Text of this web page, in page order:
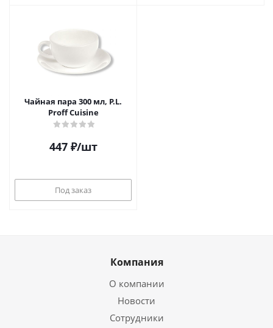
Чайная пара 300 мл, P.L.
Proff Cuisine
447₽/шт
Под заказ
Компания
О компании
Новости
Сотрудники